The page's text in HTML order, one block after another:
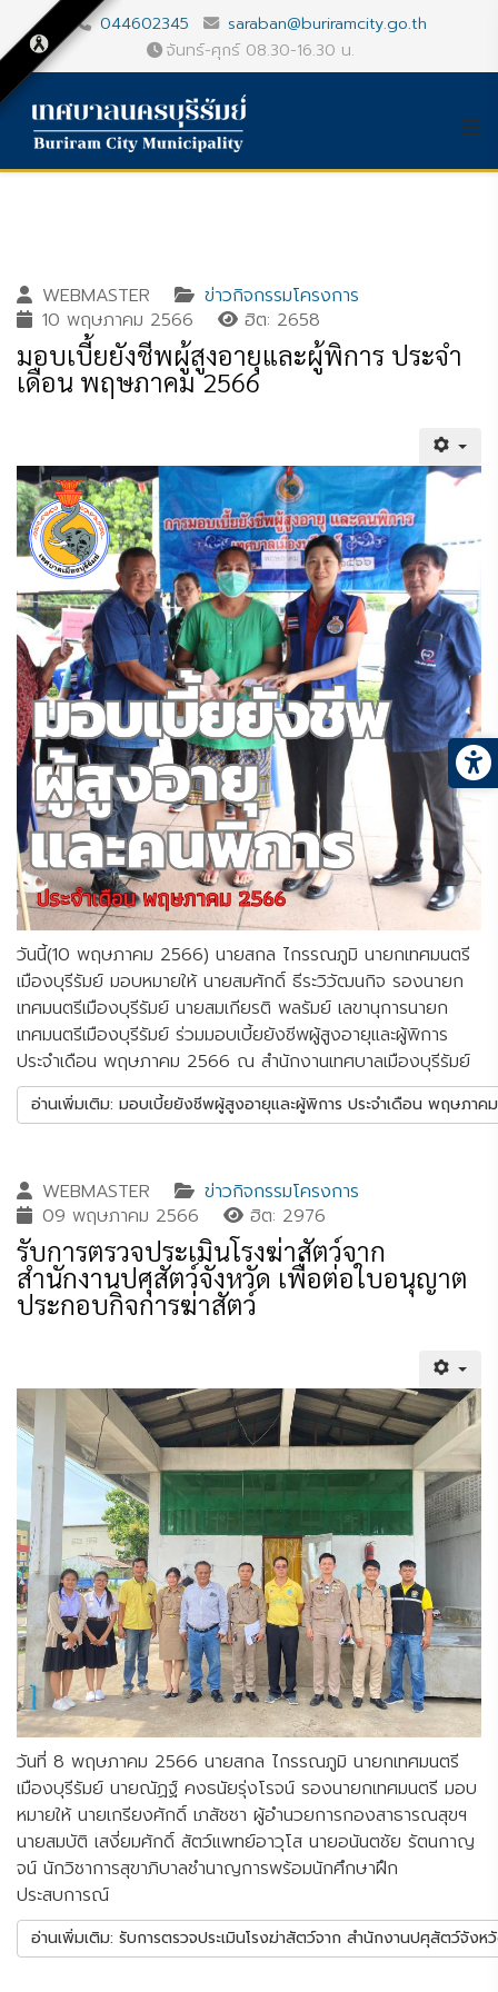
044602345
saraban@buriramcity.go.th
จันทร์-ศุกร์ 08.30-16.30 น.
WEBMASTER
ข่าวกิจกรรมโครงการ
10 พฤษภาคม 2566
ฮิต: 2658
มอบเบี้ยยังชีพผู้สูงอายุและผู้พิการ ประจำ
เดือน พฤษภาคม 2566
วันนี้(10 พฤษภาคม 2566) นายสกล ไกรรณภูมิ นายกเทศมนตรี
เมืองบุรีรัมย์ มอบหมายให้ นายสมศักดิ์ ธีระวิวัฒนกิจ รองนายก
เทศมนตรีเมืองบุรีรัมย์ นายสมเกียรติ พลรัมย์ เลขานุการนายก
เทศมนตรีเมืองบุรีรัมย์ ร่วมมอบเบี้ยยังชีพผู้สูงอายุและผู้พิการ
ประจำเดือน พฤษภาคม 2566 ณ สำนักงานเทศบาลเมืองบุรีรัมย์
อ่านเพิ่มเติม: มอบเบี้ยยังชีพผู้สูงอายุและผู้พิการ ประจำเดือน พฤษภาค
WEBMASTER
ข่าวกิจกรรมโครงการ
09 พฤษภาคม 2566
ฮิต: 2976
รับการตรวจประเมินโรงฆ่าสัตว์จาก
สำนักงานปศุสัตว์จังหวัด เพื่อต่อใบอนุญาต
ประกอบกิจการฆ่าสัตว์
วันที่ 8 พฤษภาคม 2566 นายสกล ไกรรณภูมิ นายกเทศมนตรี
เมืองบุรีรัมย์ นายณัฏฐ์ คงธนัยรุ่งโรจน์ รองนายกเทศมนตรี มอบ
หมายให้ นายเกรียงศักดิ์ เภสัชชา ผู้อำนวยการกองสาธารณสุขฯ
นายสมบัติ เสงี่ยมศักดิ์ สัตว์แพทย์อาวุโส นายอนันตชัย รัตนกาญ
จน์ นักวิชาการสุขาภิบาลชำนาญการพร้อมนักศึกษาฝึก
ประสบการณ์
อ่านเพิ่มเติม: รับการตรวจประเมินโรงฆ่าสัตว์จาก สำนักงานปศุสัตว์จั